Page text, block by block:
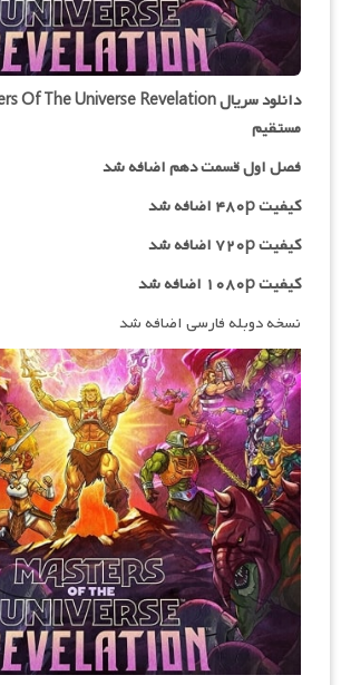
مستقیم
فصل اول قسمت دهم اضافه شد
کیفیت ۴۸۰p اضافه شد
کیفیت ۷۲۰p
اضافه شد
کیفیت ۱۰۸۰p اضافه شد
نسخه دوبله فارسی اضافه شد